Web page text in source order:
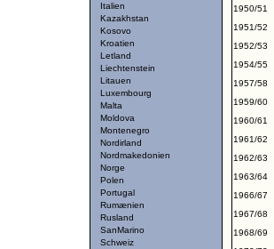
Italien
Kazakhstan
Kosovo
Kroatien
Letland
Liechtenstein
Litauen
Luxembourg
Malta
Moldova
Montenegro
Nordirland
Nordmakedonien
Norge
Polen
Portugal
Rumænien
Rusland
SanMarino
Schweiz
1950/51
1951/52
1952/53
1954/55
1957/58
1959/60
1960/61
1961/62
1962/63
1963/64
1966/67
1967/68
1968/69